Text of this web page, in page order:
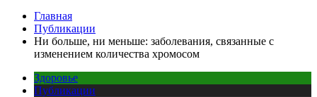
Главная
Публикации
Ни больше, ни меньше: заболевания, связанные с
изменением количества хромосом
Здоровье
Публикации